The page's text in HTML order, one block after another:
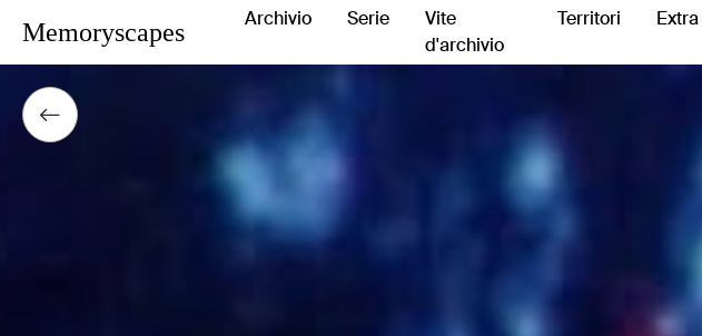
Memoryscapes Archivio Serie
Vite
d'archivio
Territori Extra